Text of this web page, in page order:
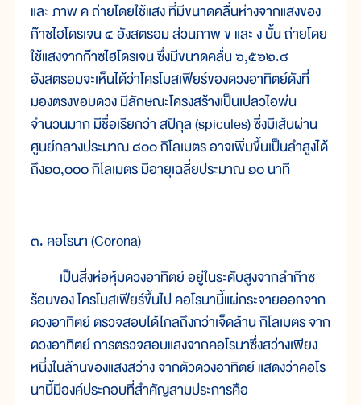
และ ภาพ ค ถ่ายโดยใช้แสง ที่มีขนาดคลื่นห่างจากแสงของ
ก๊าซไฮโดรเจน ๔ อังสตรอม ส่วนภาพ ข และ ง นั้น ถ่ายโดย
ใช้แสงจากก๊าซไฮโดรเจน ซึ่งมีขนาดคลื่น ๖,๕๖๒.๘
อังสตรอมจะเห็นได้ว่าโครโมสเฟียร์ของดวงอาทิตย์ดังที่
มองตรงขอบดวง มีลักษณะโครงสร้างเป็นเปลวไอพ่น
จำนวนมาก มีชื่อเรียกว่า สปิกุล (spicules) ซึ่งมีเส้นผ่าน
ศูนย์กลางประมาณ ๘๐๐ กิโลเมตร อาจเพิ่มขึ้นเป็นลำสูงได้
ถึง๑๐,๐๐๐ กิโลเมตร มีอายุเฉลี่ยประมาณ ๑๐ นาที
๓. คอโรนา (Corona)
เป็นสิ่งห่อหุ้มดวงอาทิตย์ อยู่ในระดับสูงจากลำก๊าซ
ร้อนของ โครโมสเฟียร์ขึ้นไป คอโรนานี้แผ่กระจายออกจาก
ดวงอาทิตย์ ตรวจสอบได้ไกลถึงกว่าเจ็ดล้าน กิโลเมตร จาก
ดวงอาทิตย์ การตรวจสอบแสงจากคอโรนาซึ่งสว่างเพียง
หนึ่งในล้านของแสงสว่าง จากตัวดวงอาทิตย์ แสดงว่าคอโร
นานี้มีองค์ประกอบที่สำคัญสามประการคือ